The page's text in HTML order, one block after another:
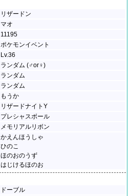
リザードン
マオ
11195
ポケモンイベント
Lv.36
ランダム (♂or♀)
ランダム
ランダム
もうか
リザードナイトY
プレシャスボール
メモリアルリボン
かえんほうしゃ
ひのこ
ほのおのうず
はじけるほのお
ドーブル